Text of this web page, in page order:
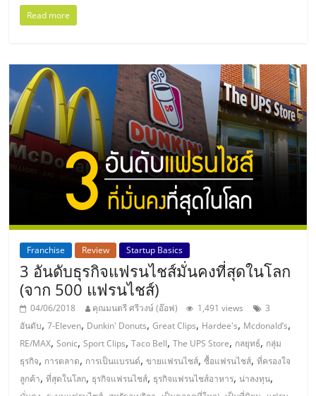
ศูนย์
รวม
แฟ
รน
ไชส์
พร้อม
ทำเล
สำหรับ
เปิด
ร้าน
Read more
Franchise Review Startup Basics
3 อันดับธุรกิจแฟรนไชส์มั่นคงที่สุดในโลก
(จาก 500 แฟรนไชส์)
04/06/2018 คุณมนตรี ศรีวงษ์ (อ๊อฟ) 1,491 views
3
อันดับ,7-Eleven, Dunkin' Donuts,Great Clips, Hardee's, Mcdonald’s,
RE/MAX,Sonic,Sport Clips,Taco Bell,The UPS Store, กลยุทธ์, กลุ่ม
ธุรกิจ, การตลาด, การเป็นแบรนด์,ขายแฟรนไชส์,ซื้อแฟรนไชส์,ที่ครองใจ
ลูกค้า,ที่สุดในโลก, ธุรกิจแฟรนไชส์, ธุรกิจแฟรนไชส์อาหาร,น่าลงทุน,